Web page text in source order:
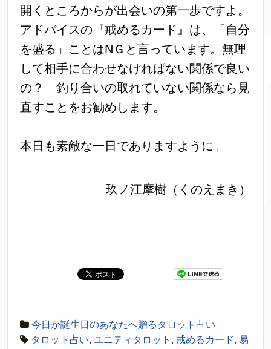
開くところからが出会いの第一歩ですよ。
アドバイスの『戒めるカード』は、「自分
を盛る」ことはNＧと言っています。無理
して相手に合わせなければない関係で良い
の？ 釣り合いの取れていない関係なら見
直すことをお勧めします。
本日も素敵な一日でありますように。
玖ノ江摩樹（くのえまき）
今日が誕生日のあなたへ贈るタロット占い
タロット占い, ユニティタロット , 戒めるカード, 易